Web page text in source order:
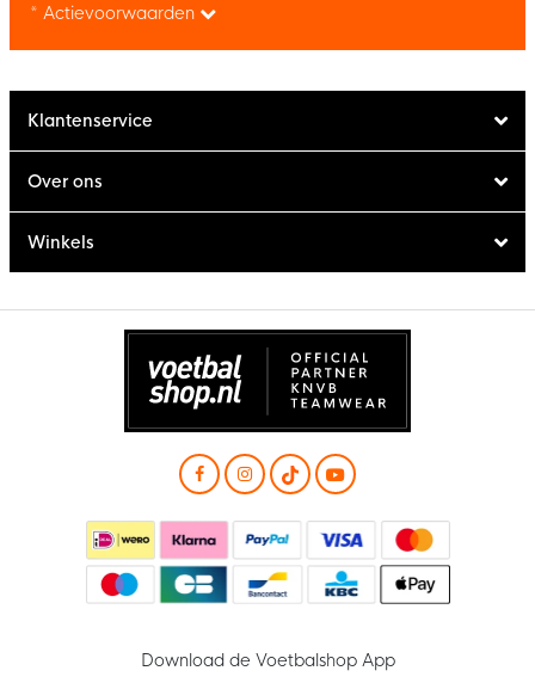
* Actievoorwaarden
Klantenservice
Over ons
Winkels
Download de Voetbalshop App